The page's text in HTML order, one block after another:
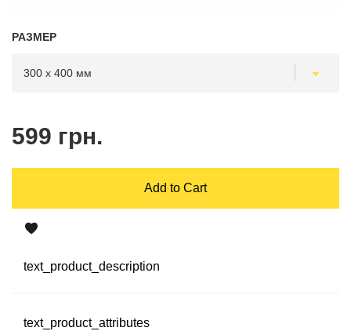
РАЗМЕР
599 грн.
Add to Cart
text_product_description
text_product_attributes